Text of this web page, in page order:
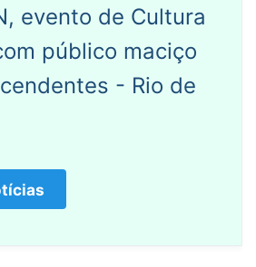
evento de Cultura
público maciço
- Rio de